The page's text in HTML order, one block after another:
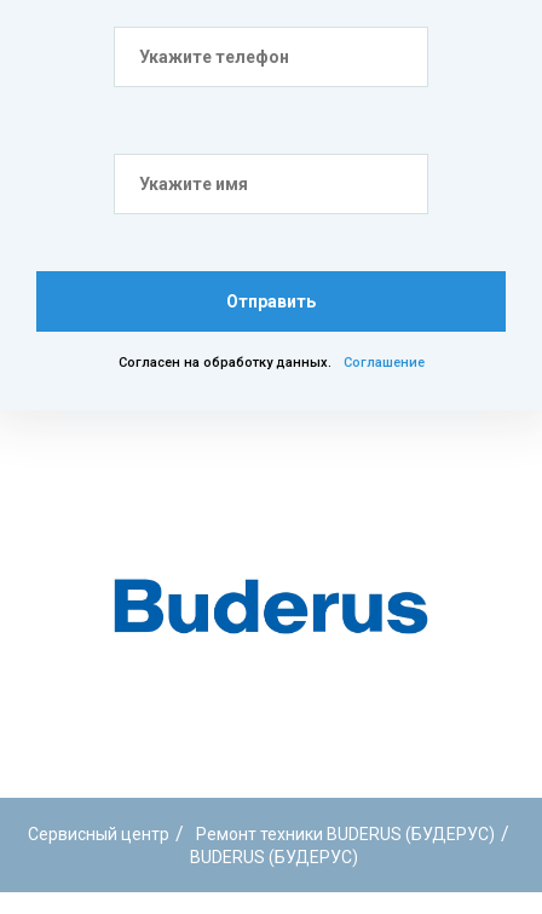
Отправить
Согласен на обработку данных. Соглашение
Сервисный центр / Ремонт техники BUDERUS (БУДЕРУС) /
BUDERUS (БУДЕРУС)